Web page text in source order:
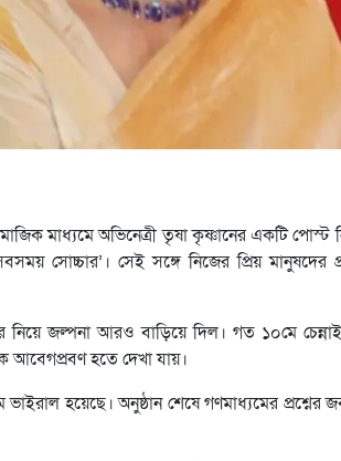
মাধ্যমে অভিনেত্রী তৃষা কৃষ্ণানের একটি পোস্ট
সোচ্চার’। সেই সঙ্গে নিজের প্রিয় মানুষদের
জল্পনা আরও বাড়িয়ে দিল। গত ১০মে
আবেগপ্রবণ হতে দেখা যায়।
হয়েছে। অনুষ্ঠান শেষে গণমাধ্যমের প্রশ্নের